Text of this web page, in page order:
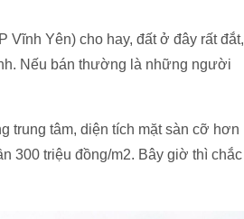
Vĩnh Yên) cho hay, đất ở đây rất đắt,
Nếu bán thường là những người
trung tâm, diện tích mặt sàn cỡ hơn
300 triệu đồng/m2. Bây giờ thì chắc